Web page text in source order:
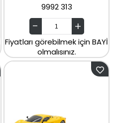
9992 313
Fiyatları görebilmek için BAYİ
olmalısınız.